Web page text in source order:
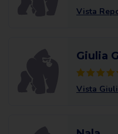
Vista
Giulia
Vista